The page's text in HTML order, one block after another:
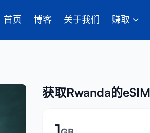
首页 博客 关于我们 赚取
获取Rwanda的eSIM
1